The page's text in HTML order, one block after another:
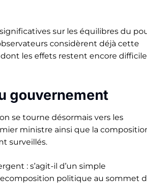
sur les équilibres du
considèrent déjà cette
les effets restent encore
gouvernement
se tourne désormais vers les
ministre ainsi que la
surveillés.
: s’agit-il d’un simple
politique au sommet